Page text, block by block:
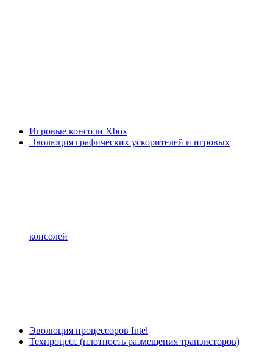
Игровые консоли Xbox
Эволюция графических ускорителей и игровых
консолей
Эволюция процессоров Intel
Техпроцесс (плотность размещения транзисторов)